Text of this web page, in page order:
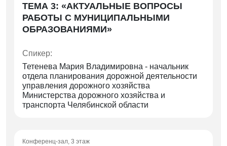
ТЕМА 3: «АКТУАЛЬНЫЕ ВОПРОСЫ
РАБОТЫ С МУНИЦИПАЛЬНЫМИ
ОБРАЗОВАНИЯМИ»
Спикер:
Тетенева Мария Владимировна - начальник
отдела планирования дорожной деятельности
управления дорожного хозяйства
Министерства дорожного хозяйства и
транспорта Челябинской области
Конференц-зал, 3 этаж